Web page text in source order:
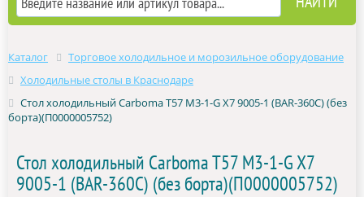
Каталог
Торговое холодильное и морозильное оборудование
Холодильные столы в Краснодаре
Стол холодильный Carboma T57 M3-1-G X7 9005-1 (BAR-360С) (без
борта)(П0000005752)
Стол холодильный Carboma T57 M3-1-G X7
9005-1 (BAR-360С) (без борта)(П0000005752)